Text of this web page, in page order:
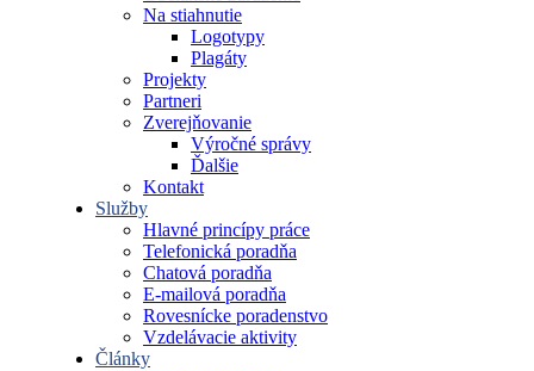
Na stiahnutie
Logotypy
Plagáty
Projekty
Partneri
Zverejňovanie
Výročné správy
Ďalšie
Kontakt
Služby
Hlavné princípy práce
Telefonická poradňa
Chatová poradňa
E-mailová poradňa
Rovesnícke poradenstvo
Vzdelávacie aktivity
Články